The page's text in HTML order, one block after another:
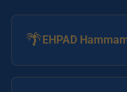
🌴EHPAD